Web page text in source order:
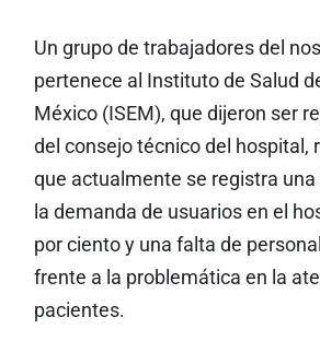
Un grupo de trabajadores del
pertenece al Instituto de Salud
México (ISEM), que dijeron ser
del consejo técnico del hospital,
que actualmente se registra
la demanda de usuarios en el
por ciento y una falta de
frente a la problemática en la
pacientes.